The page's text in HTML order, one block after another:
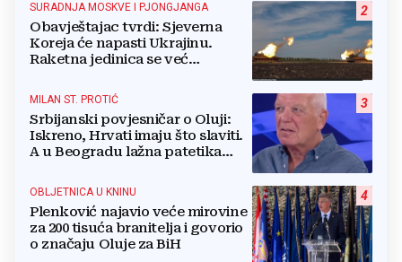
2
SURADNJA MOSKVE I PJONGJANGA
Obavještajac tvrdi: Sjeverna
Koreja će napasti Ukrajinu.
Raketna jedinica se već
3
MILAN ST. PROTIĆ
Srbijanski povjesničar o Oluji:
Iskreno, Hrvati imaju što slaviti.
A u Beogradu lažna patetika
4
OBLJETNICA U KNINU
Plenković najavio veće mirovine
za 200 tisuća branitelja i govorio
o značaju Oluje za BiH